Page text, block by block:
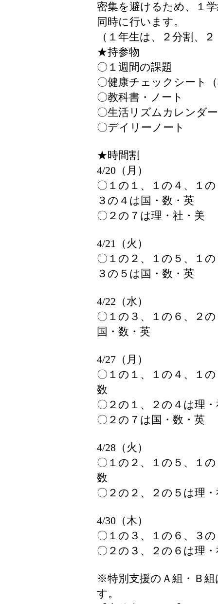
密集を避けるため、１
同時に行います。
（１年生は、２分割、
★持参物
〇１週間の課題
〇健康チェックシート
〇教科書・ノート
〇生活リズムカレンダー
〇デイリーノート
★時間割
4/20（月）
〇１の１、１の４、１
３の４は国・数・英
〇２の７は理・社・美
4/21（火）
〇１の２、１の５、１
３の５は国・数・英
4/22（水）
〇１の３、１の６、２
国・数・英
4/27（月）
〇１の１、１の４、１
数
〇２の１、２の４は理
〇２の７は国・数・英
4/28（火）
〇１の２、１の５、１
数
〇２の２、２の５は理
4/30（木）
〇１の３、１の６、３
〇２の３、２の６は理
※特別支援のＡ組・Ｂ
す。